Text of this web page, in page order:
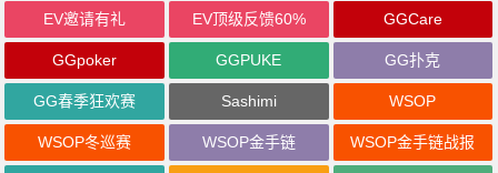
EV邀请有礼 EV顶级反馈60% GGCare
GGpoker GGPUKE GG扑克
GG春季狂欢赛 Sashimi WSOP
WSOP冬巡赛 WSOP金手链 WSOP金手链战报